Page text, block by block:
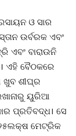
ଓ ସାର
ଉର୍ବରକ ଏବଂ
ବାରାଉନି
ଏହି ବୈଠକରେ
ଶୀଘ୍ର
ୟୁରିଆ
ପ୍ରତିବଦ୍ଧ। ସେ
୨୫ଲକ୍ଷ ମେଟ୍ରିକ